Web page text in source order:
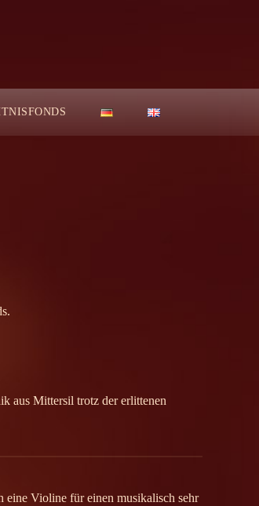
aus Mittersil trotz der erlittenen
eine Violine für einen musikalisch sehr